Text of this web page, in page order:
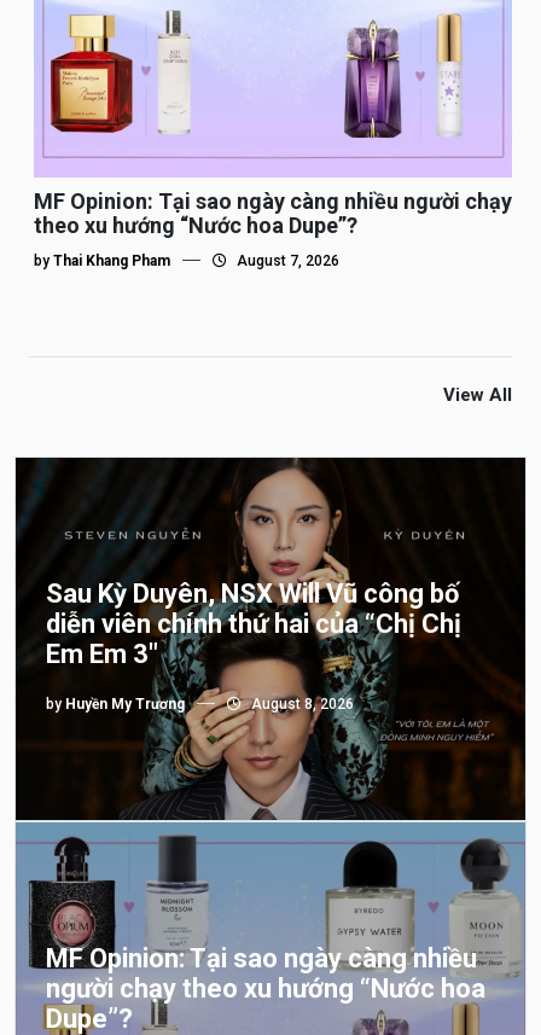
MF Opinion: Tại sao ngày càng nhiều người chạy
theo xu hướng “Nước hoa Dupe”?
by Thai Khang Pham August 7, 2026
View All
Sau Kỳ Duyên, NSX Will Vũ công bố
diễn viên chính thứ hai của “Chị Chị
Em Em 3″
by Huyền My Trương August 8, 2026
MF Opinion: Tại sao ngày càng nhiều
người chạy theo xu hướng “Nước hoa
Dupe”?